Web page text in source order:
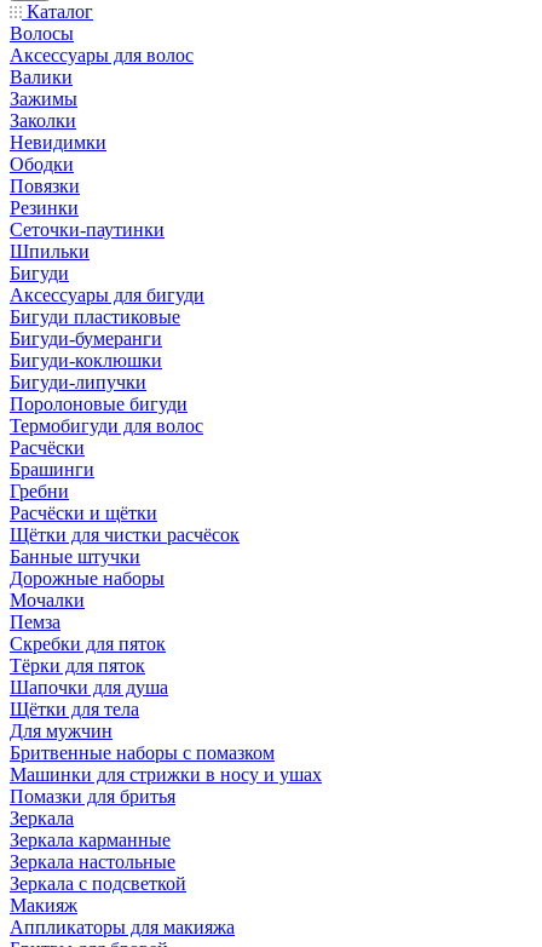
Каталог
Волосы
Аксессуары для волос
Валики
Зажимы
Заколки
Невидимки
Ободки
Повязки
Резинки
Сеточки-паутинки
Шпильки
Бигуди
Аксессуары для бигуди
Бигуди пластиковые
Бигуди-бумеранги
Бигуди-коклюшки
Бигуди-липучки
Поролоновые бигуди
Термобигуди для волос
Расчёски
Брашинги
Гребни
Расчёски и щётки
Щётки для чистки расчёсок
Банные штучки
Дорожные наборы
Мочалки
Пемза
Скребки для пяток
Тёрки для пяток
Шапочки для душа
Щётки для тела
Для мужчин
Бритвенные наборы с помазком
Машинки для стрижки в носу и ушах
Помазки для бритья
Зеркала
Зеркала карманные
Зеркала настольные
Зеркала с подсветкой
Макияж
Аппликаторы для макияжа